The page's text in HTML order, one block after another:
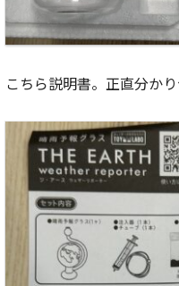
こちら説明書。正直分かり